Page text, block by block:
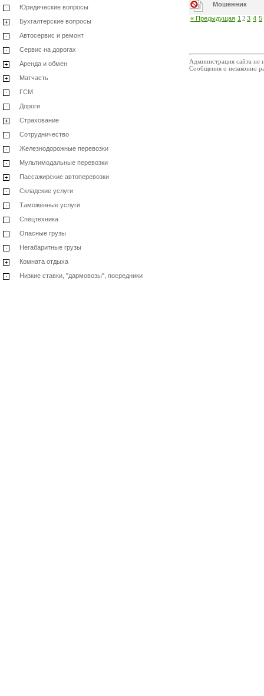
Юридические вопросы
Бухгалтерские вопросы
Автосервис и ремонт
Сервис на дорогах
Аренда и обмен
Матчасть
ГСМ
Дороги
Страхование
Сотрудничество
Железнодорожные перевозки
Мультимодальные перевозки
Пассажирские автоперевозки
Складские услуги
Таможенные услуги
Спецтехника
Опасные грузы
Негабаритные грузы
Комната отдыха
Низкие ставки, "дармовозы", посредники
Мошенник
« Предыдущая 1 2 3 4 5
Администрация сайта не
Сообщения о незаконно